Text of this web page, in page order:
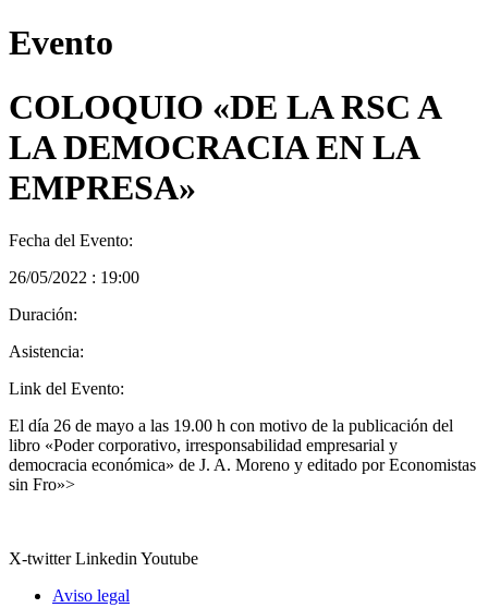
Evento
COLOQUIO «DE LA RSC A
LA DEMOCRACIA EN LA
EMPRESA»
Fecha del Evento:
26/05/2022 : 19:00
Duración:
Asistencia:
Link del Evento:
El día 26 de mayo a las 19.00 h con motivo de la publicación del
libro «Poder corporativo, irresponsabilidad empresarial y
democracia económica» de J. A. Moreno y editado por Economistas
sin Fro»>
X-twitter Linkedin Youtube
Aviso legal